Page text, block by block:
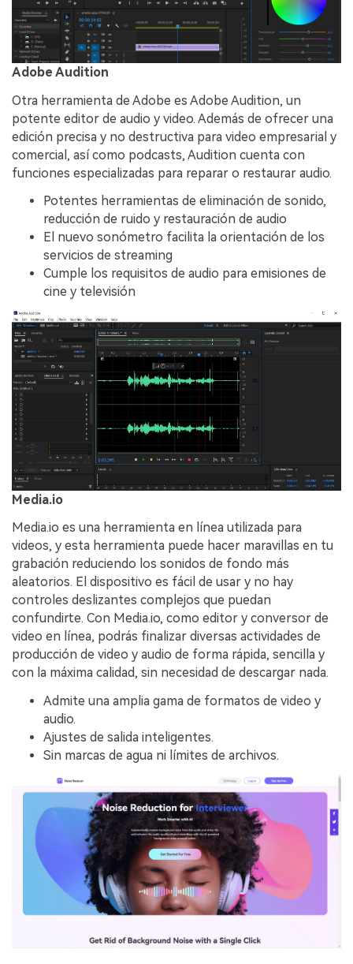
Adobe Audition
Otra herramienta de Adobe es Adobe Audition, un
potente editor de audio y video. Además de ofrecer una
edición precisa y no destructiva para video empresarial y
comercial, así como podcasts, Audition cuenta con
funciones especializadas para reparar o restaurar audio.
Potentes herramientas de eliminación de sonido,
reducción de ruido y restauración de audio
El nuevo sonómetro facilita la orientación de los
servicios de streaming
Cumple los requisitos de audio para emisiones de
cine y televisión
Media.io
Media.io es una herramienta en línea utilizada para
videos, y esta herramienta puede hacer maravillas en tu
grabación reduciendo los sonidos de fondo más
aleatorios. El dispositivo es fácil de usar y no hay
controles deslizantes complejos que puedan
confundirte. Con Media.io, como editor y conversor de
video en línea, podrás finalizar diversas actividades de
producción de video y audio de forma rápida, sencilla y
con la máxima calidad, sin necesidad de descargar nada.
Admite una amplia gama de formatos de video y
audio.
Ajustes de salida inteligentes.
Sin marcas de agua ni límites de archivos.